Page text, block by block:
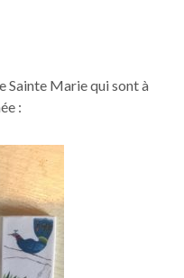
Sainte Marie qui sont à
: